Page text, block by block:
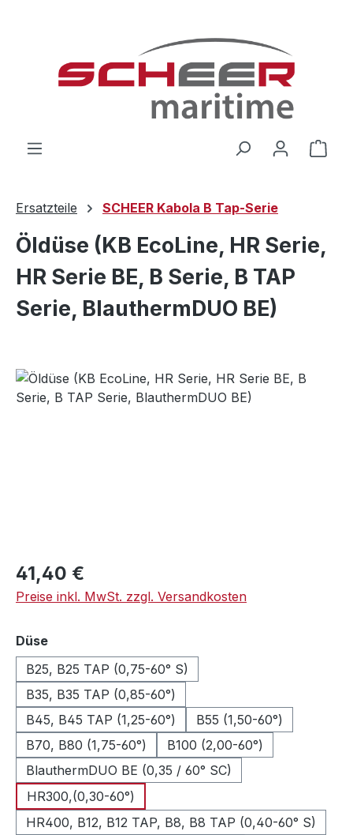
Ersatzteile SCHEER Kabola B Tap-Serie
Öldüse (KB EcoLine, HR Serie,
HR Serie BE, B Serie, B TAP
Serie, BlauthermDUO BE)
Bildergalerie überspringen
Regulärer Preis:
41,40 €
Preise inkl. MwSt. zzgl. Versandkosten
Düseauswählen
B25, B25 TAP (0,75-60° S)
B35, B35 TAP (0,85-60°)
B45, B45 TAP (1,25-60°)
B55 (1,50-60°)
B70, B80 (1,75-60°)
B100 (2,00-60°)
BlauthermDUO BE (0,35 / 60° SC)
HR300,(0,30-60°)
HR400, B12, B12 TAP, B8, B8 TAP (0,40-60° S)